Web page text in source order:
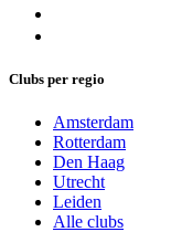
Clubs per regio
Amsterdam
Rotterdam
Den Haag
Utrecht
Leiden
Alle clubs